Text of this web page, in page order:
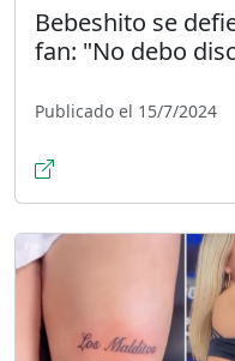
Bebeshito se
fan: "No debo
Publicado el 15/7/2024